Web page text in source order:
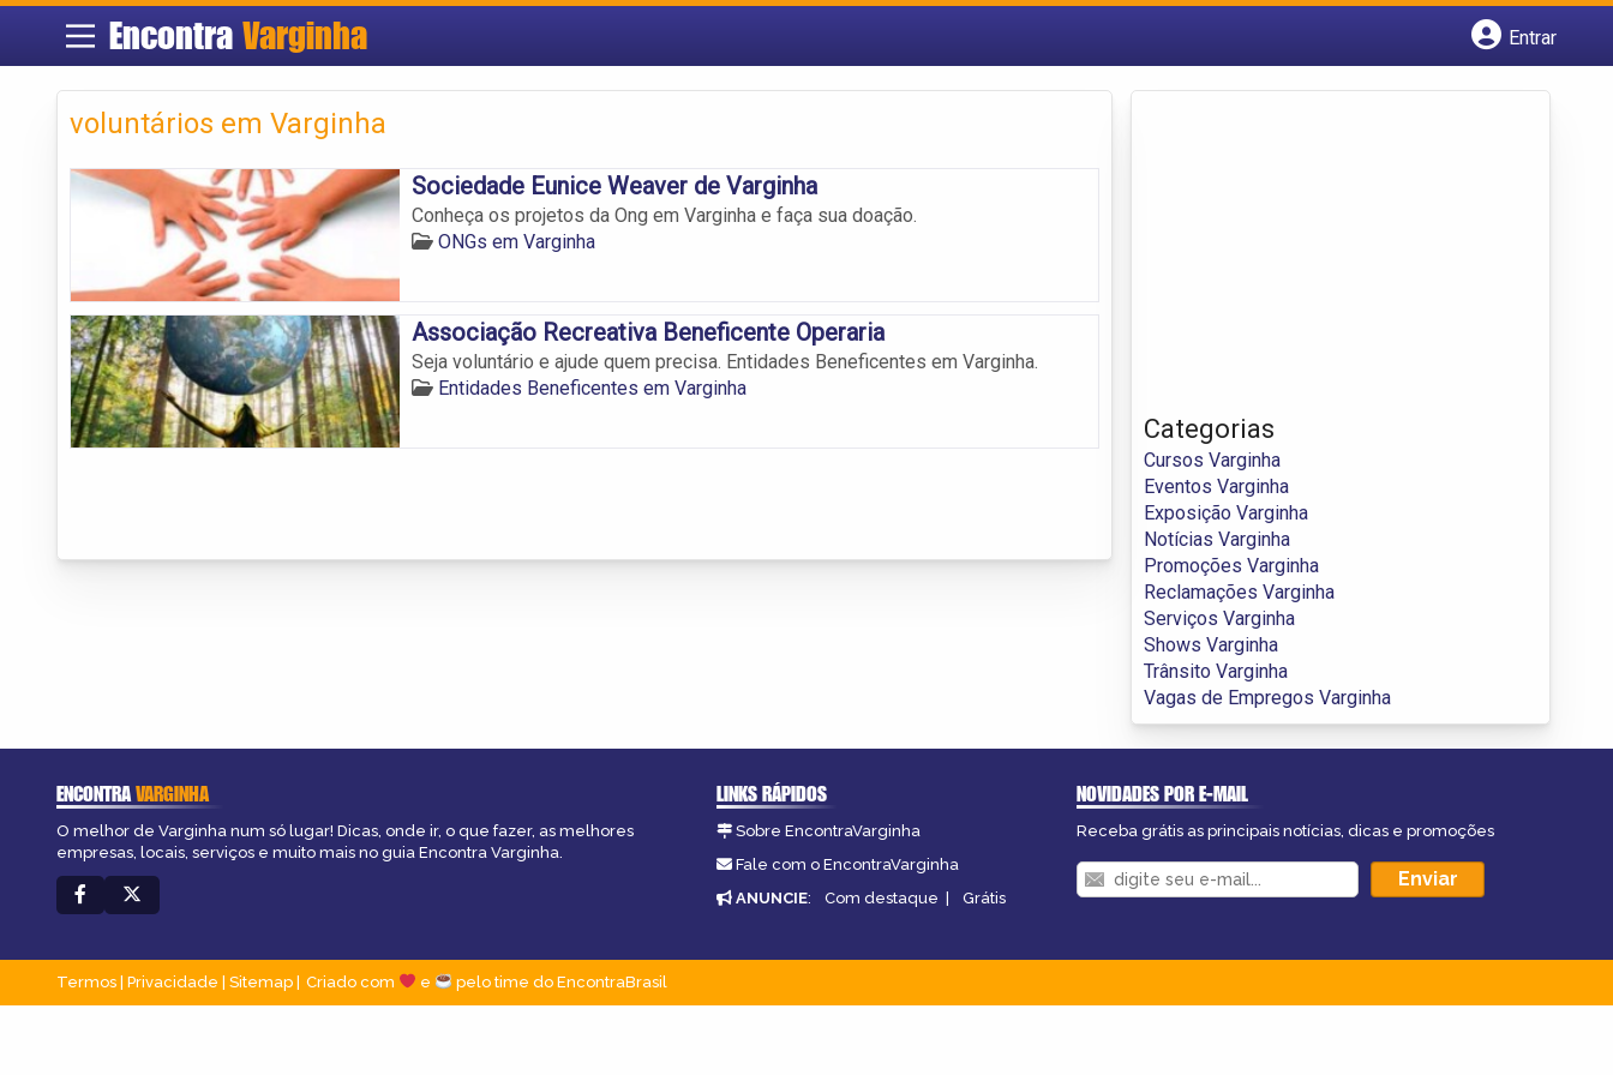
Encontra Varginha
Entrar
voluntários em Varginha
Sociedade Eunice Weaver de Varginha
Conheça os projetos da Ong em Varginha e faça sua doação.
ONGs em Varginha
Associação Recreativa Beneficente Operaria
Seja voluntário e ajude quem precisa. Entidades Beneficentes em Varginha.
Entidades Beneficentes em Varginha
Categorias
Cursos Varginha
Eventos Varginha
Exposição Varginha
Notícias Varginha
Promoções Varginha
Reclamações Varginha
Serviços Varginha
Shows Varginha
Trânsito Varginha
Vagas de Empregos Varginha
ENCONTRAVARGINHA
O melhor de Varginha num só lugar! Dicas, onde ir, o que fazer, as melhores
empresas, locais, serviços e muito mais no guia Encontra Varginha.
LINKS RÁPIDOS
Sobre EncontraVarginha
Fale com o EncontraVarginha
ANUNCIE: Com destaque | Grátis
NOVIDADES POR E-MAIL
Receba grátis as principais notícias, dicas e promoções
Termos Privacidade Sitemap Criado com e pelo time do EncontraBrasil